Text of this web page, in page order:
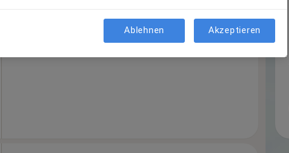
Terminanfrage senden
Ablehnen Akzeptieren